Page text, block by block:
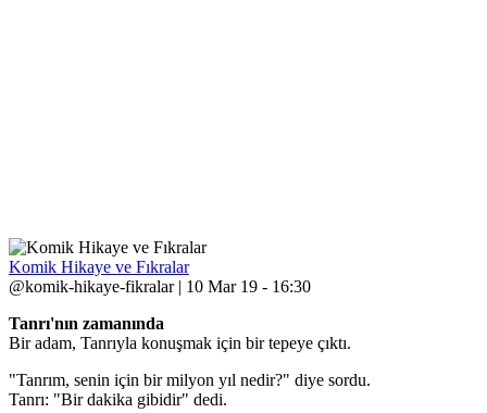
Komik Hikaye ve Fıkralar
@komik-hikaye-fikralar | 10 Mar 19 - 16:30
Tanrı'nın zamanında
Bir adam, Tanrıyla konuşmak için bir tepeye çıktı.
"Tanrım, senin için bir milyon yıl nedir?" diye sordu.
Tanrı: "Bir dakika gibidir" dedi.